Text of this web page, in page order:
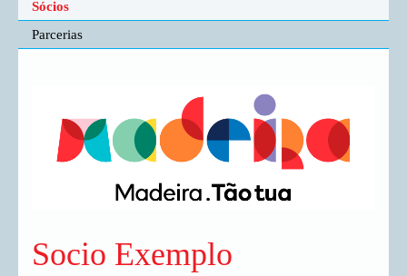
Sócios
Parcerias
Socio Exemplo